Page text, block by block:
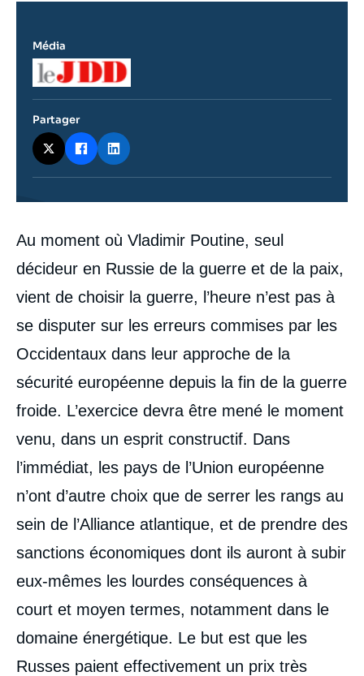
Contenu
intervention
médiatique
Au moment où Vladimir Poutine, seul
décideur en Russie de la guerre et de la paix,
vient de choisir la guerre, l’heure n’est pas à
se disputer sur les erreurs commises par les
Occidentaux dans leur approche de la
sécurité européenne depuis la fin de la guerre
froide. L’exercice devra être mené le moment
venu, dans un esprit constructif. Dans
l’immédiat, les pays de l’Union européenne
n’ont d’autre choix que de serrer les rangs au
sein de l’Alliance atlantique, et de prendre des
sanctions économiques dont ils auront à subir
eux-mêmes les lourdes conséquences à
court et moyen termes, notamment dans le
domaine énergétique. Le but est que les
Russes paient effectivement un prix très
Média
Logo
Partager